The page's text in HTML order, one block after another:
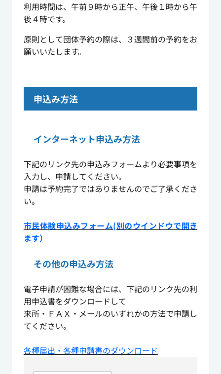
利用時間は、午前９時から正午、午後１時から午
後４時です。
原則として団体予約の際は、３週間前の予約をお
願いいたします。
申込み方法
インターネット申込み方法
下記のリンク先の申込みフォームより必要事項を
入力し、申請してください。
申請は予約完了ではありませんのでご了承くださ
い。
市民体験申込みフォーム(別のウインドウで開き
ます）
その他の申込み方法
電子申請が困難な場合には、下記のリンク先の利
用申込書をダウンロードして
来所・ＦＡＸ・メールのいずれかの方法で申請し
てください。
各種届出・各種申請書のダウンロード